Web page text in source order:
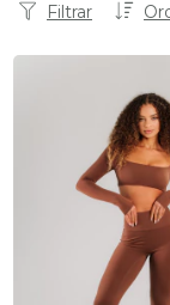
Filtrar